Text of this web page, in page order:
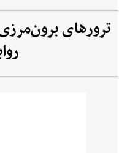
ترورهای